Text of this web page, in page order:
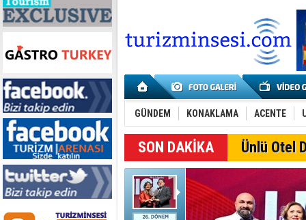
GÜNDEM KONAKLAMA ACENTE
SON DAKİKA Ünlü Otel